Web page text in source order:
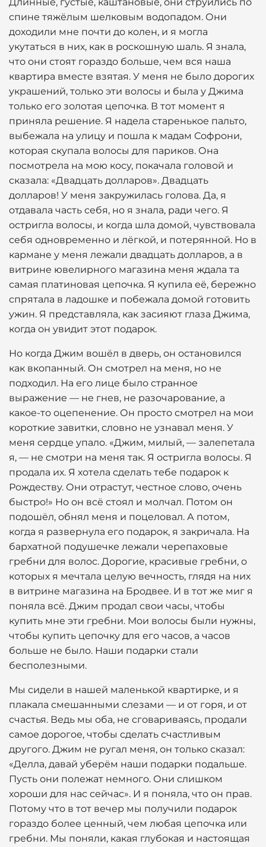
спине тяжёлым шелковым водопадом. Они
доходили мне почти до колен, и я могла
укутаться в них, как в роскошную шаль. Я знала,
что они стоят гораздо больше, чем вся наша
квартира вместе взятая. У меня не было дорогих
украшений, только эти волосы и была у Джима
только его золотая цепочка. В тот момент я
приняла решение. Я надела старенькое пальто,
выбежала на улицу и пошла к мадам Софрони,
которая скупала волосы для париков. Она
посмотрела на мою косу, покачала головой и
сказала: «Двадцать долларов». Двадцать
долларов! У меня закружилась голова. Да, я
отдавала часть себя, но я знала, ради чего. Я
остригла волосы, и когда шла домой, чувствовала
себя одновременно и лёгкой, и потерянной. Но в
кармане у меня лежали двадцать долларов, а в
витрине ювелирного магазина меня ждала та
самая платиновая цепочка. Я купила её, бережно
спрятала в ладошке и побежала домой готовить
ужин. Я представляла, как засияют глаза Джима,
когда он увидит этот подарок.
Но когда Джим вошёл в дверь, он остановился
как вкопанный. Он смотрел на меня, но не
подходил. На его лице было странное
выражение — не гнев, не разочарование, а
какое-то оцепенение. Он просто смотрел на мои
короткие завитки, словно не узнавал меня. У
меня сердце упало. «Джим, милый, — залепетала
я, — не смотри на меня так. Я остригла волосы. Я
продала их. Я хотела сделать тебе подарок к
Рождеству. Они отрастут, честное слово, очень
быстро!» Но он всё стоял и молчал. Потом он
подошёл, обнял меня и поцеловал. А потом,
когда я развернула его подарок, я закричала. На
бархатной подушечке лежали черепаховые
гребни для волос. Дорогие, красивые гребни, о
которых я мечтала целую вечность, глядя на них
в витрине магазина на Бродвее. И в тот же миг я
поняла всё. Джим продал свои часы, чтобы
купить мне эти гребни. Мои волосы были нужны,
чтобы купить цепочку для его часов, а часов
больше не было. Наши подарки стали
бесполезными.
Мы сидели в нашей маленькой квартирке, и я
плакала смешанными слезами — и от горя, и от
счастья. Ведь мы оба, не сговариваясь, продали
самое дорогое, чтобы сделать счастливым
другого. Джим не ругал меня, он только сказал:
«Делла, давай уберём наши подарки подальше.
Пусть они полежат немного. Они слишком
хороши для нас сейчас». И я поняла, что он прав.
Потому что в тот вечер мы получили подарок
гораздо более ценный, чем любая цепочка или
гребни. Мы поняли, какая глубокая и настоящая